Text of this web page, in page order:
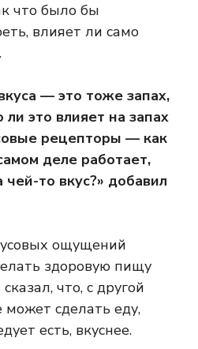
что было бы
влияет ли само
— это тоже запах,
ли это влияет на запах
рецепторы — как
деле работает,
то вкус?» добавил
ощущений
здоровую пищу
что, с другой
может сделать еду,
есть, вкуснее.